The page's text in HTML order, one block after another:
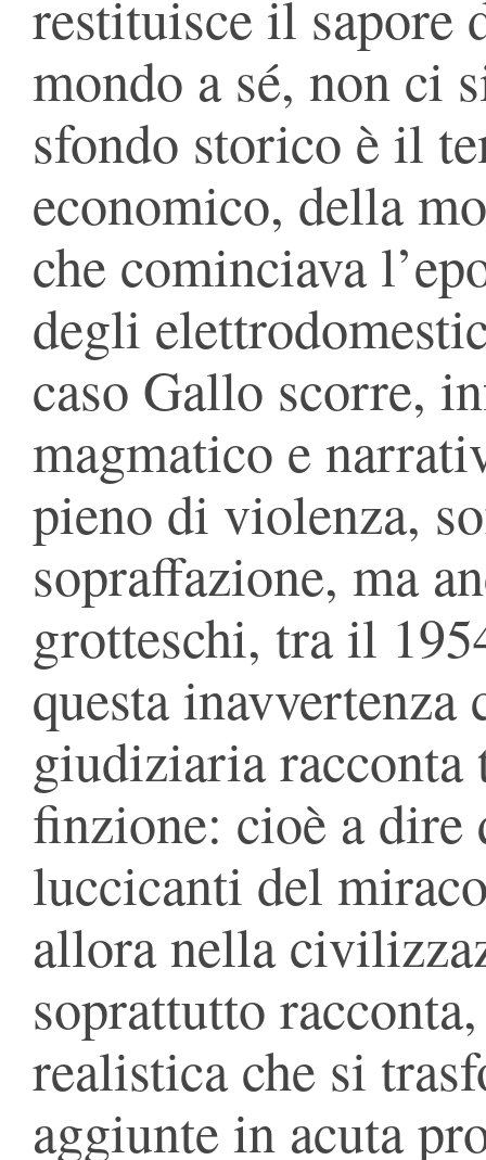
restituisce il sapore
mondo a sé, non ci
sfondo storico è il
economico, della
che cominciava
degli
caso Gallo scorre,
magmatico e
pieno di violenza,
sopraffazione, ma
grotteschi, tra il
questa inavvertenza
giudiziaria racconta
finzione: cioè a dire
luccicanti del
allora nella
soprattutto
realistica che si
aggiunte in acuta